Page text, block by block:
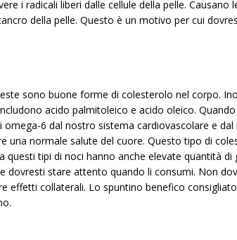
i radicali liberi dalle cellule della pelle. Causano
della pelle. Questo è un motivo per cui
sono buone forme di colesterolo nel corpo.
acido palmitoleico e acido oleico.
omega-6 dal nostro sistema cardiovascolare e
una normale salute del cuore. Questo tipo di
questi tipi di noci hanno anche elevate quantità di
dovresti stare attento quando li consumi. Non
effetti collaterali. Lo spuntino benefico